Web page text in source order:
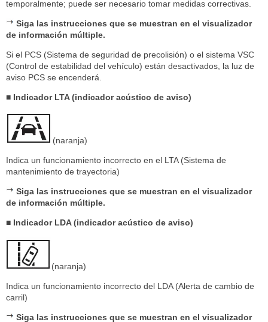
temporalmente; puede ser necesario tomar medidas correctivas.
Siga las instrucciones que se muestran en el visualizador
de información múltiple.
Si el PCS (Sistema de seguridad de precolisión) o el sistema VSC
(Control de estabilidad del vehículo) están desactivados, la luz de
aviso PCS se encenderá.
■ Indicador LTA (indicador acústico de aviso)
(naranja)
Indica un funcionamiento incorrecto en el LTA (Sistema de
mantenimiento de trayectoria)
Siga las instrucciones que se muestran en el visualizador
de información múltiple.
■ Indicador LDA (indicador acústico de aviso)
(naranja)
Indica un funcionamiento incorrecto del LDA (Alerta de cambio de
carril)
Siga las instrucciones que se muestran en el visualizador